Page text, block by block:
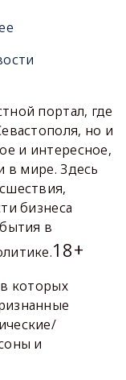
портал, где
но и
и интересное,
в мире. Здесь
бизнеса
в
18+
которых
и